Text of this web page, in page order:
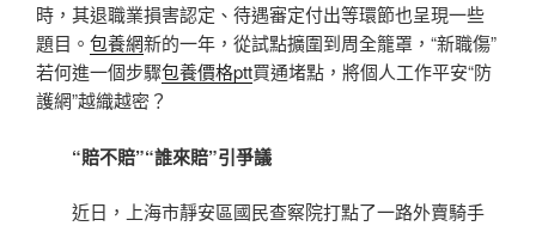
時，其退職業損害認定、待遇審定付出等環節也呈現一些
題目。 包養網新的一年，從試點擴圍到周全籠罩，“新職傷”
若何進一個步驟包養價格ptt買通堵點，將個人工作平安“防
護網”越織越密？
“賠不賠”“誰來賠”引爭議
近日，上海市靜安區國民查察院打點了一路外賣騎手